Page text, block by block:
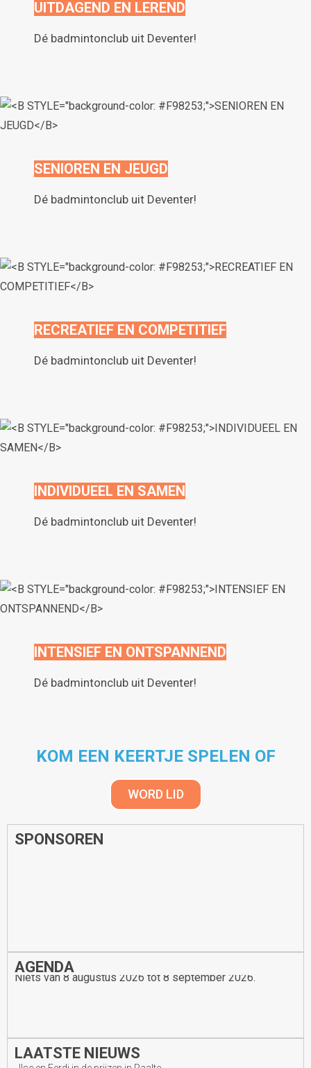
UITDAGEND EN LEREND
Dé badmintonclub uit Deventer!
SENIOREN EN JEUGD
Dé badmintonclub uit Deventer!
RECREATIEF EN COMPETITIEF
Dé badmintonclub uit Deventer!
INDIVIDUEEL EN SAMEN
Dé badmintonclub uit Deventer!
INTENSIEF EN ONTSPANNEND
Dé badmintonclub uit Deventer!
KOM EEN KEERTJE SPELEN OF
WORD LID
SPONSOREN
AGENDA
Niets van 8 augustus 2026 tot 8 september 2026.
LAATSTE NIEUWS